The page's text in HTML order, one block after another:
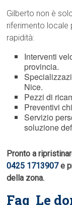
Gilberto non è
riferimento locale
rapidità:
Interventi
provincia.
Nice.
Pezzi di
Preventivi
Servizio
soluzione
Pronto a
0425 1713907e
della zona.
Faq  Le